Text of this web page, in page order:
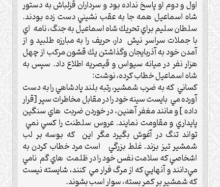
اول و دوم او پاسخ نداده بود و سرداران قزلباش به دستور
شاه اسماعيل همه جا به عقب نشيني دست زده بودند.
سلطان سليم براي تحريك شاه اسماعيل به جنگ، نامه اي
با جملات سراسر نيش دار، حريف را به مبارزه طلبيد و از
آمدن خود به آذربايجان وگذاشتن يك قشون مركب از چهل
هزار نفر در ميانه سيواس و قيصريه اطلاع داد. سپس به
شاه اسماعيل خطاب کرده، نوشت:
كساني كه به ضرب شمشير، رتبه بلند پادشاهي را به دست
آورده مي بايست سينه‌ خود را در مقابل مخاطرات سپر [قرار
داده ] و مانند مغفر آهنين، در خوردن ضربت هاي سنگين
پايداري و مقاومت نمايند. عروس سلطنت را كسي نمي
تواند تنگ در آغوش بگيرد مگر اين كه بوسه بر لب
شمشير تيز بزند.‌ غلط بزرگي است مرد خطاب كردن به
اشخاصي كه سلامت نفس خود را در ظلمت هاي گم نامي
مي‌دانند و آنهايي كه از مرگ فرار مي كنند، شايسته نيست
كه شمشير بر كمر بسته، سوار اسب بشوند.‌